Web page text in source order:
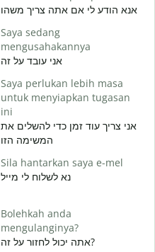
אנא הודע לי אם אתה צריך משהו
Saya sedang
mengusahakannya
אני עובד על זה
Saya perlukan lebih masa
untuk menyiapkan tugasan
ini
אני צריך עוד זמן כדי להשלים את
המשימה הזו
Sila hantarkan saya e-mel
נא לשלוח לי מייל
Bolehkah anda
mengulanginya?
אתה יכול לחזור על זה?